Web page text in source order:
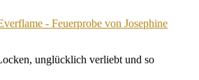
- Feuerprobe von Josephine
unglücklich verliebt und so